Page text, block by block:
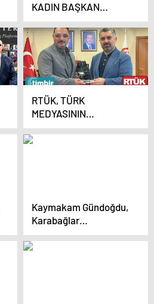
KADIN BAŞKAN
SEÇİLDİ
RTÜK, TÜRK
MEDYASININ
GELİŞİMİNE KATKILAR
SAĞLIYOR
Kaymakam Gündoğdu,
Karabağlar
Mahallesi’nde
vatandaşlarla buluştu